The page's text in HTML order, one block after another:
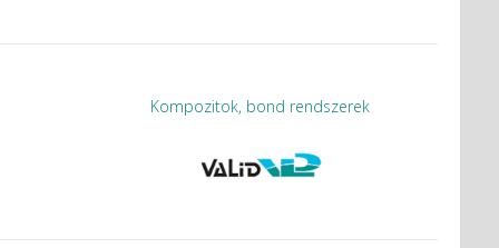
Kompozitok, bond rendszerek